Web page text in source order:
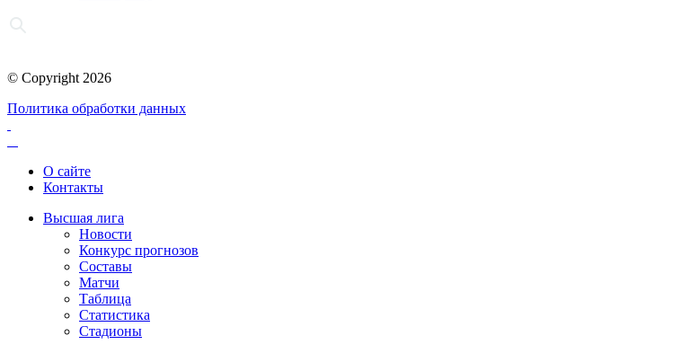
© Copyright 2026
Политика обработки данных
О сайте
Контакты
Высшая лига
Новости
Конкурс прогнозов
Составы
Матчи
Таблица
Статистика
Стадионы